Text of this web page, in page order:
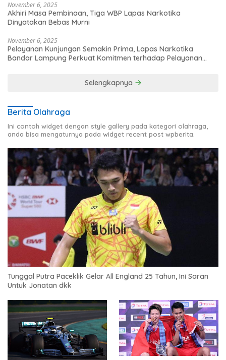
November 6, 2025
Akhiri Masa Pembinaan, Tiga WBP Lapas Narkotika
Dinyatakan Bebas Murni
November 6, 2025
Pelayanan Kunjungan Semakin Prima, Lapas Narkotika
Bandar Lampung Perkuat Komitmen terhadap Pelayanan
Selengkapnya
Berita Olahraga
Ini contoh widget dengan style gallery pada kategori olahraga,
anda bisa mengaturnya pada widget recent post wpberita.
Tunggal Putra Paceklik Gelar All England 25 Tahun, Ini Saran
Untuk Jonatan dkk